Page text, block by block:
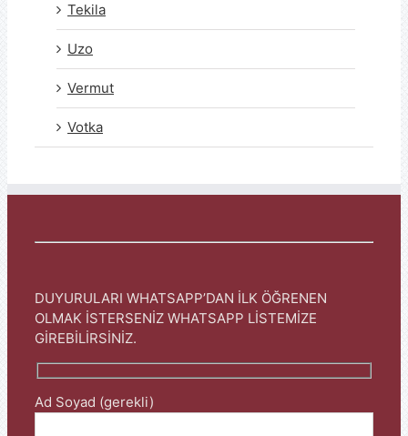
Tekila
Uzo
Vermut
Votka
DUYURULARI WHATSAPP’DAN İLK ÖĞRENEN
OLMAK İSTERSENİZ WHATSAPP LİSTEMİZE
GİREBİLİRSİNİZ.
Ad Soyad (gerekli)